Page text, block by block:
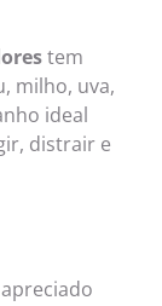
tem
milho, uva,
ideal
distrair e